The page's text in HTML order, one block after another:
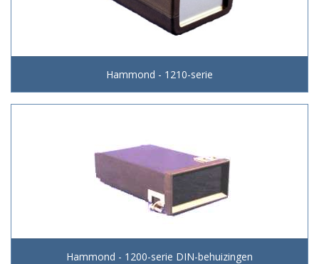
Hammond - 1210-serie
Hammond - 1200-serie DIN-behuizingen